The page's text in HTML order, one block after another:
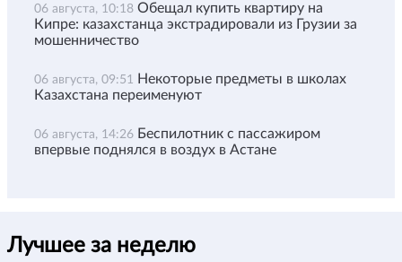
06 августа, 10:18 Обещал купить квартиру на
Кипре: казахстанца экстрадировали из Грузии за
мошенничество
06 августа, 09:51 Некоторые предметы в школах
Казахстана переименуют
06 августа, 14:26 Беспилотник с пассажиром
впервые поднялся в воздух в Астане
Лучшее за неделю